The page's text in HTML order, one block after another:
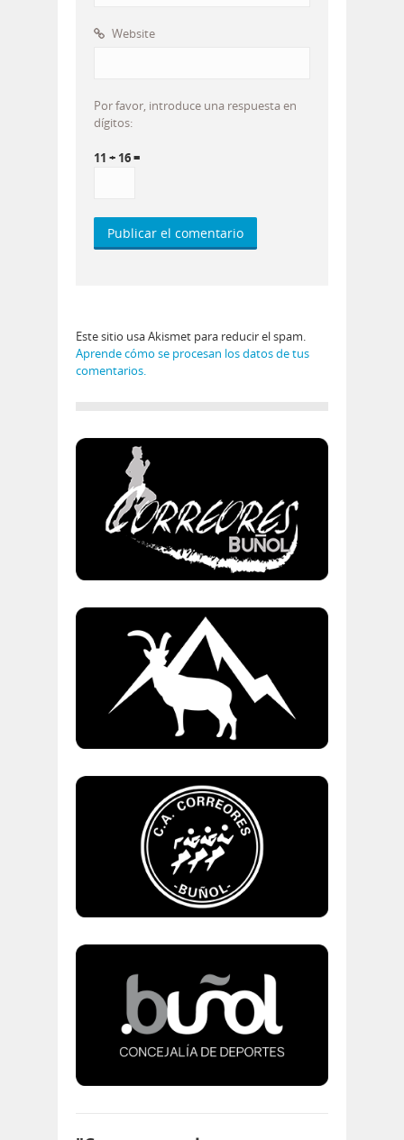
Website
Por favor, introduce una respuesta en
dígitos:
11 + 16 =
Este sitio usa Akismet para reducir el spam.
Aprende cómo se procesan los datos de tus
comentarios.